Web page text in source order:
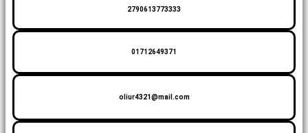
2790613773333
01712649371
oliur4321@mail.com